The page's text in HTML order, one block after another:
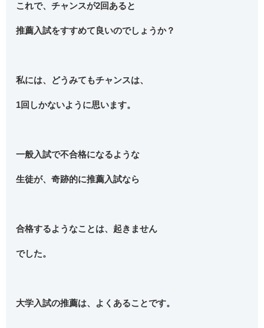
これで、チャンスが2回あると
推薦入試をすすめて良いのでしょうか？
私には、どうみてもチャンスは、
1回しかないように思います。
一般入試で不合格になるような
生徒が、奇跡的に推薦入試なら
合格するようなことは、起きません
でした。
大学入試の推薦は、よくあることです。